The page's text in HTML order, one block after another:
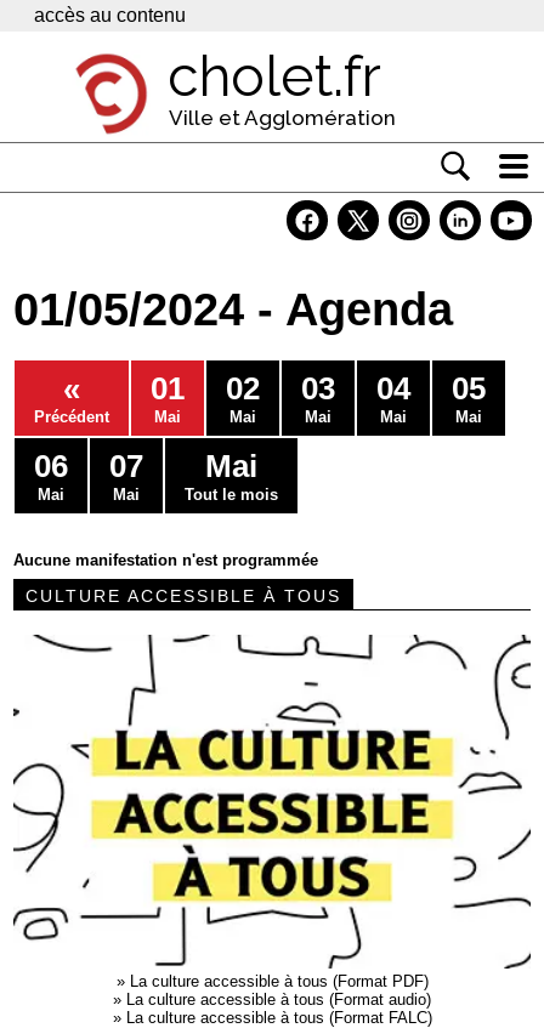
Panneau de gestion des cookies
accès au contenu
cholet.fr
Ville et Agglomération
Economie
Services
Contacts
01/05/2024 - Agenda
«
Précédent
01
Mai
02
Mai
03
Mai
04
Mai
05
Mai
06
Mai
07
Mai
Mai
Tout le mois
Aucune manifestation n'est programmée
CULTURE ACCESSIBLE À TOUS
»
La culture accessible à tous (Format PDF)
»
La culture accessible à tous (Format audio)
»
La culture accessible à tous (Format FALC)